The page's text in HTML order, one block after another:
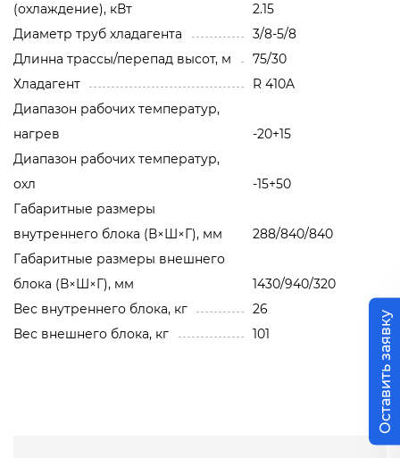
(охлаждение), кВт
2.15
Диаметр труб хладагента
3/8-5/8
Длинна трассы/перепад высот, м
75/30
Хладагент
R 410A
Диапазон рабочих температур,
нагрев
-20+15
Диапазон рабочих температур,
охл
-15+50
Габаритные размеры
внутреннего блока (В×Ш×Г), мм
288/840/840
Габаритные размеры внешнего
блока (В×Ш×Г), мм
1430/940/320
Вес внутреннего блока, кг
26
Вес внешнего блока, кг
101 Оставить заявку